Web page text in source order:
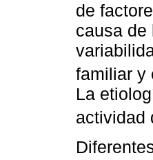
de
causa de
familiar y
La
actividad